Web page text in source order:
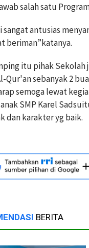
salah satu
sangat antusias
beriman”katanya.
itu pihak
Qur'an sebanyak 2
semoga lewat
SMP Karel
dan karakter yg baik.
BERITA